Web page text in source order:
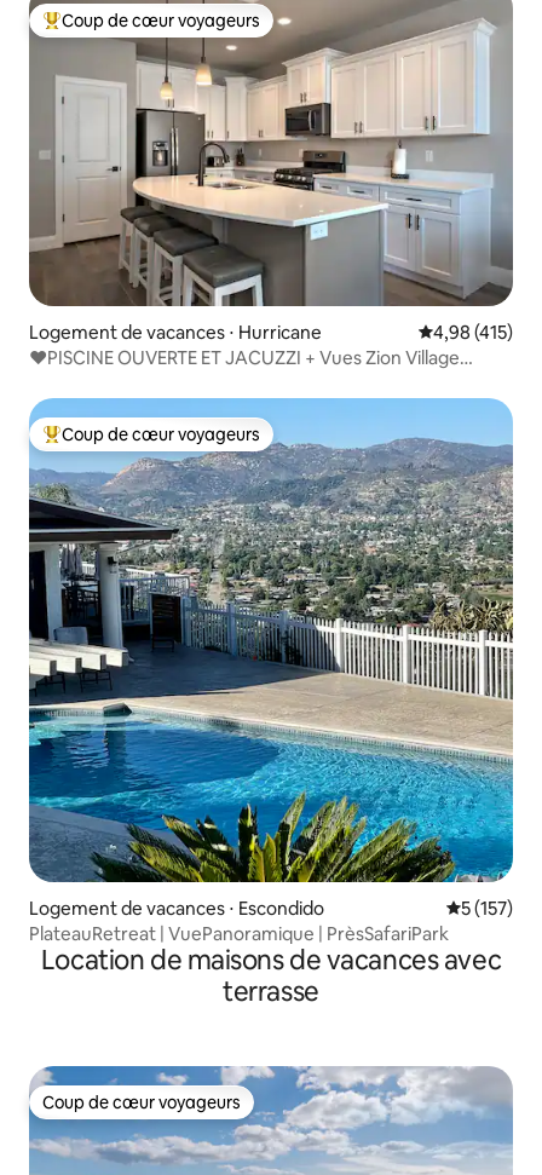
Coups de cœur voyageurs les plus appréciés
Coup de cœur voyageurs
Logement de vacances ⋅ Hurricane Évaluation
4,98 (415)
❤️PISCINE OUVERTE ET JACUZZI + Vues Zion Village
Coups de cœur voyageurs les plus appréciés
Coup de cœur voyageurs
Logement de vacances ⋅ Escondido Évaluation
5 (157)
PlateauRetreat | VuePanoramique | PrèsSafariPark
Location de maisons de vacances avec
terrasse
Coup de cœur voyageurs
Coup de cœur voyageurs